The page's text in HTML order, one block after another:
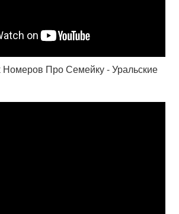
Про Семейку - Уральские